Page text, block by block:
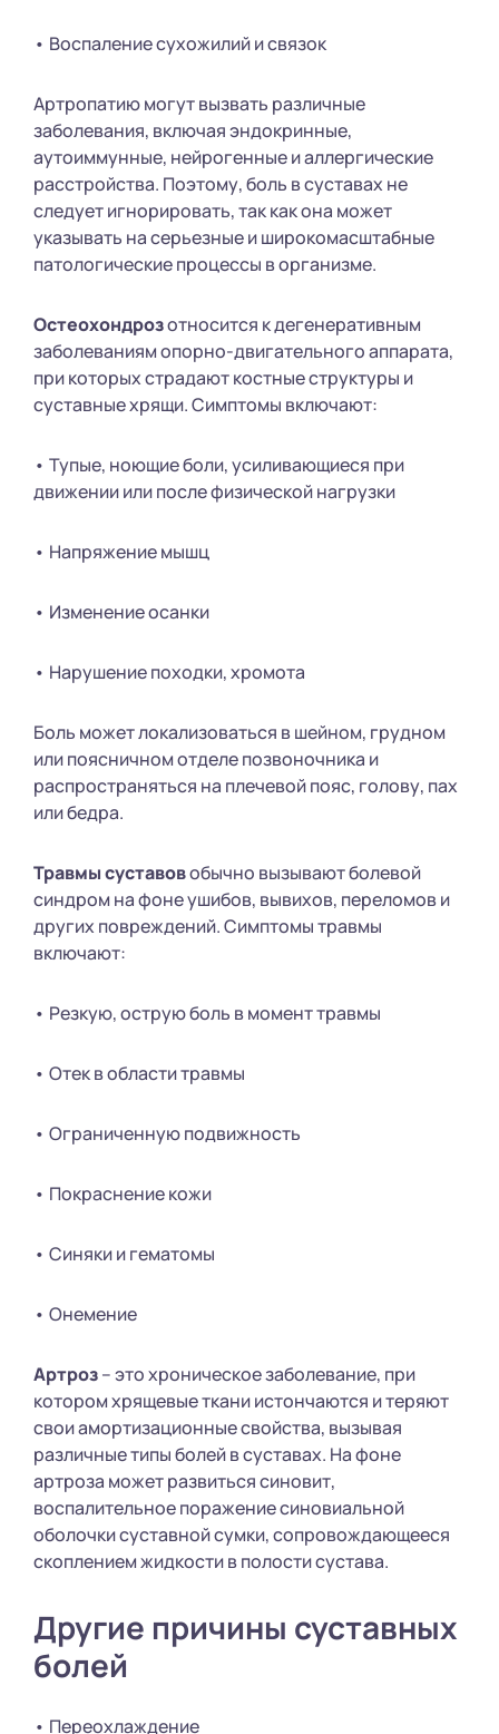
• Воспаление сухожилий и связок
Артропатию могут вызвать различные
заболевания, включая эндокринные,
аутоиммунные, нейрогенные и аллергические
расстройства. Поэтому, боль в суставах не
следует игнорировать, так как она может
указывать на серьезные и широкомасштабные
патологические процессы в организме.
Остеохондрозотносится к дегенеративным
заболеваниям опорно-двигательного аппарата,
при которых страдают костные структуры и
суставные хрящи. Симптомы включают:
• Тупые, ноющие боли, усиливающиеся при
движении или после физической нагрузки
• Напряжение мышц
• Изменение осанки
• Нарушение походки, хромота
Боль может локализоваться в шейном, грудном
или поясничном отделе позвоночника и
распространяться на плечевой пояс, голову, пах
или бедра.
Травмы суставовобычно вызывают болевой
синдром на фоне ушибов, вывихов, переломов и
других повреждений. Симптомы травмы
включают:
• Резкую, острую боль в момент травмы
• Отек в области травмы
• Ограниченную подвижность
• Покраснение кожи
• Синяки и гематомы
• Онемение
Артроз– это хроническое заболевание, при
котором хрящевые ткани истончаются и теряют
свои амортизационные свойства, вызывая
различные типы болей в суставах. На фоне
артроза может развиться синовит,
воспалительное поражение синовиальной
оболочки суставной сумки, сопровождающееся
скоплением жидкости в полости сустава.
Другие причины суставных
болей
• Переохлаждение